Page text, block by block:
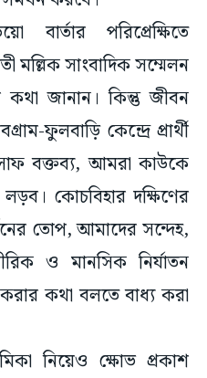
বার্তার পরিপ্রেক্ষিতে
মল্লিক সাংবাদিক সম্মেলন
জানান। কিন্তু জীবন
ফুলবাড়ি কেন্দ্রে প্রার্থী
বক্তব্য, আমরা কাউকে
কোচবিহার দক্ষিণের
তোপ, আমাদের সন্দেহ,
ও মানসিক নির্যাতন
কথা বলতে বাধ্য করা
নিয়েও ক্ষোভ প্রকাশ